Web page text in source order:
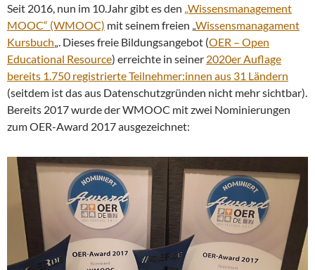
Seit 2016, nun im 10.Jahr gibt es den „Wissensmanagement
MOOC“ (WMOOC) mit seinem freien „ Wissensmanagament
Kursbuch „. Dieses freie Bildungsangebot (OER – Open
Educational Resource) erreichte in seiner 2020er Auflage
bereits 1.750 registrierte Teilnehmer:innen aus 31 Ländern
(seitdem ist das aus Datenschutzgründen nicht mehr sichtbar).
Bereits 2017 wurde der WMOOC mit zwei Nominierungen
zum OER-Award 2017 ausgezeichnet: